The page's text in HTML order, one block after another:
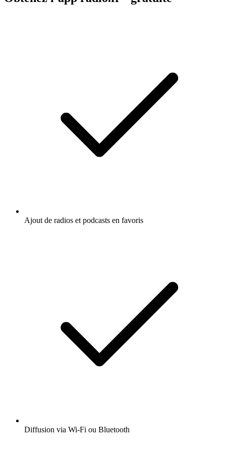
Ajout de radios et podcasts en favoris
Diffusion via Wi-Fi ou Bluetooth